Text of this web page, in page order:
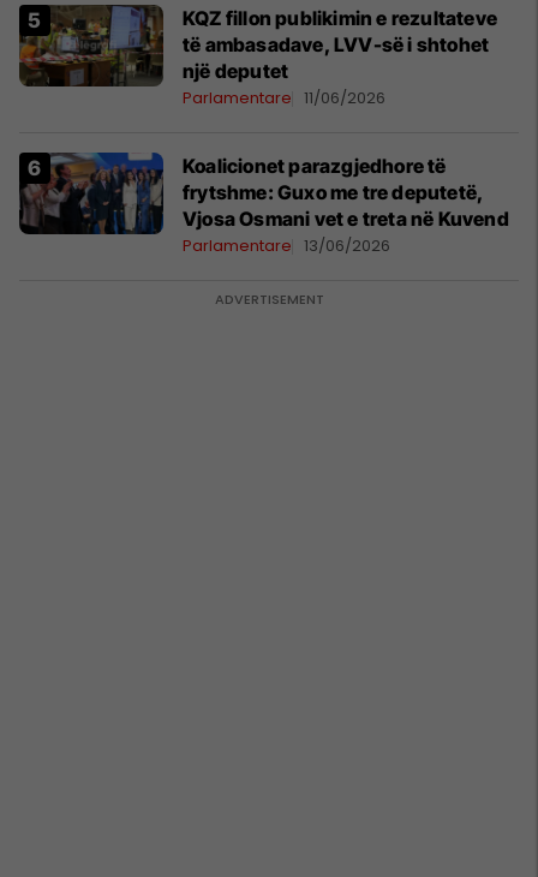
KQZ fillon publikimin e rezultateve
të ambasadave, LVV-së i shtohet
një deputet
Parlamentare 11/06/2026
Koalicionet parazgjedhore të
frytshme: Guxo me tre deputetë,
Vjosa Osmani vet e treta në Kuvend
Parlamentare 13/06/2026